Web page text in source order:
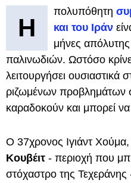
Η
πολυπόθητη
και του Ιράν
μήνες
παλινωδιών. Ωστόσο
λειτουργήσει ουσιαστικά
ριζωμένων προβλημάτων
καραδοκούν και μπορεί
Ο 37χρονος Ιγιάντ Χούμα,
Κουβέιτ - περιοχή που
στόχαστρο της